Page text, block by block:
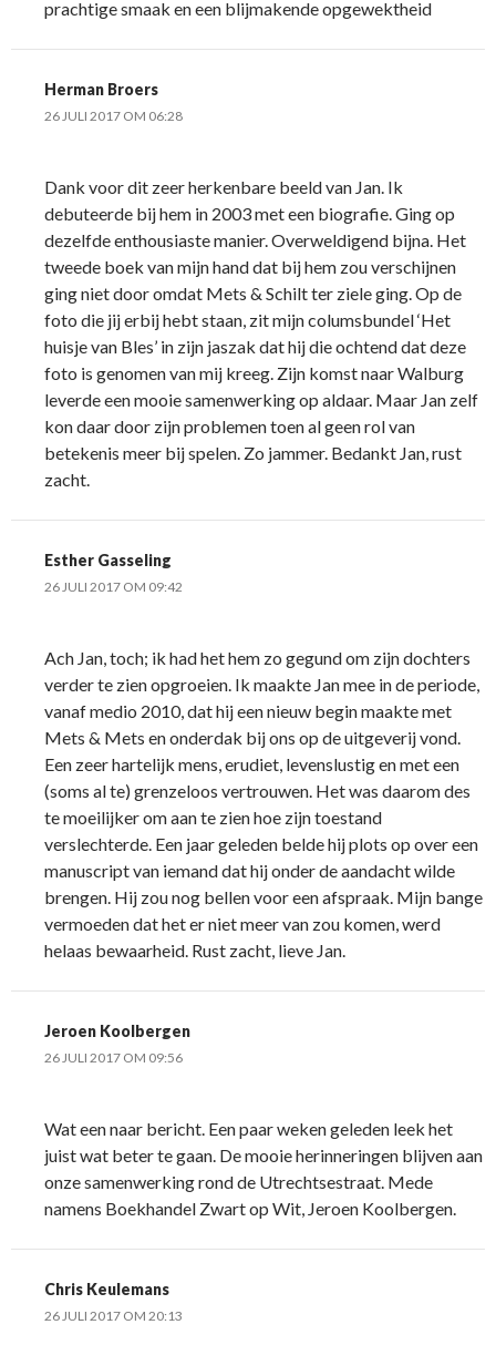
prachtige smaak en een blijmakende opgewektheid
Herman Broers
26 JULI 2017 OM 06:28
Dank voor dit zeer herkenbare beeld van Jan. Ik
debuteerde bij hem in 2003 met een biografie. Ging op
dezelfde enthousiaste manier. Overweldigend bijna. Het
tweede boek van mijn hand dat bij hem zou verschijnen
ging niet door omdat Mets & Schilt ter ziele ging. Op de
foto die jij erbij hebt staan, zit mijn columsbundel ‘Het
huisje van Bles’ in zijn jaszak dat hij die ochtend dat deze
foto is genomen van mij kreeg. Zijn komst naar Walburg
leverde een mooie samenwerking op aldaar. Maar Jan zelf
kon daar door zijn problemen toen al geen rol van
betekenis meer bij spelen. Zo jammer. Bedankt Jan, rust
zacht.
Esther Gasseling
26 JULI 2017 OM 09:42
Ach Jan, toch; ik had het hem zo gegund om zijn dochters
verder te zien opgroeien. Ik maakte Jan mee in de periode,
vanaf medio 2010, dat hij een nieuw begin maakte met
Mets & Mets en onderdak bij ons op de uitgeverij vond.
Een zeer hartelijk mens, erudiet, levenslustig en met een
(soms al te) grenzeloos vertrouwen. Het was daarom des
te moeilijker om aan te zien hoe zijn toestand
verslechterde. Een jaar geleden belde hij plots op over een
manuscript van iemand dat hij onder de aandacht wilde
brengen. Hij zou nog bellen voor een afspraak. Mijn bange
vermoeden dat het er niet meer van zou komen, werd
helaas bewaarheid. Rust zacht, lieve Jan.
Jeroen Koolbergen
26 JULI 2017 OM 09:56
Wat een naar bericht. Een paar weken geleden leek het
juist wat beter te gaan. De mooie herinneringen blijven aan
onze samenwerking rond de Utrechtsestraat. Mede
namens Boekhandel Zwart op Wit, Jeroen Koolbergen.
Chris Keulemans
26 JULI 2017 OM 20:13